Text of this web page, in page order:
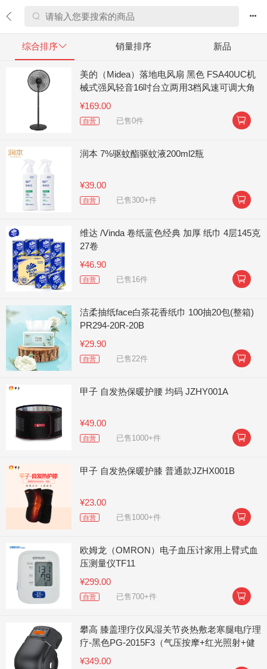
 
综合排序 销量排序 新品
美的（Midea）落地电风扇 黑色 FSA40UC机
械式强风轻音16吋台立两用3档风速可调大角
度左右送风
¥169.00
自营 已售0件 
润本 7%驱蚊酯驱蚊液200ml2瓶
¥39.00
自营 已售300+件 
维达 /Vinda 卷纸蓝色经典 加厚 纸巾 4层145克
27卷
¥46.90
自营 已售16件 
洁柔抽纸face白茶花香纸巾 100抽20包(整箱)
PR294-20R-20B
¥29.90
自营 已售22件 
甲子 自发热保暖护腰 均码 JZHY001A
¥49.00
自营 已售1000+件 
甲子 自发热保暖护膝 普通款JZHX001B
¥23.00
自营 已售1000+件 
欧姆龙（OMRON）电子血压计家用上臂式血
压测量仪TF11
¥299.00
自营 已售700+件 
攀高 膝盖理疗仪风湿关节炎热敷老寒腿电疗理
疗-黑色PG-2015F3（气压按摩+红光照射+健
康磁石）
¥349.00